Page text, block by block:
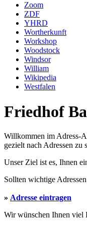
Zoom
ZDF
YHRD
Wortherkunft
Workshop
Woodstock
Windsor
William
Wikipedia
Westfalen
Friedhof
Willkommen im Adress-
gezielt nach Adressen
Unser Ziel ist es, Ihnen
Sollten wichtige
» Adresse eintragen
Wir wünschen Ihnen viel